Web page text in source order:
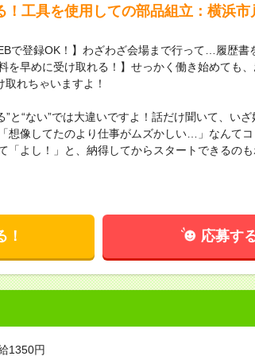
！工具を使用しての部品組立：横浜市
で登録OK！】わざわざ会場まで行って…履歴
を早めに受け取れる！】せっかく働き始めても
れちゃいますよ！
”と“ない”では大違いですよ！話だけ聞いて、い
想像してたのより仕事がムズかしい…」なんて
「よし！」と、納得してからスタートできるのも
！ 応募す
1350円